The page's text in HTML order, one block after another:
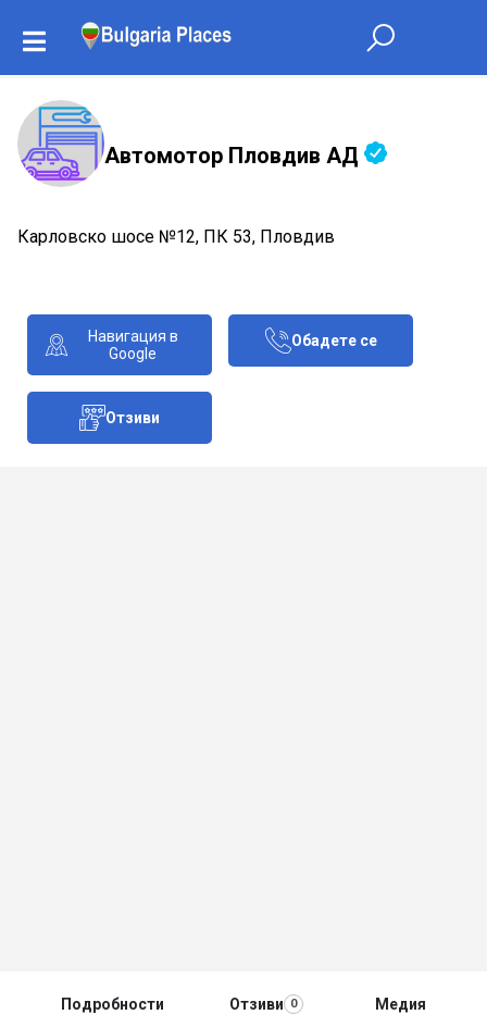
Автомотор Пловдив АД
Карловско шосе №12, ПК 53, Пловдив
Навигация в
Google
Обадете се
Отзиви
Подробности Отзиви 0 Медия